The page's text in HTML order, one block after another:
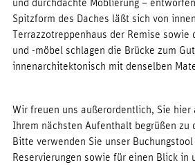
Spitzform des Daches läßt sich von
Terrazzotreppenhaus der Remise sowie
und -möbel schlagen die Brücke zum
innenarchitektonisch mit denselben
Wir freuen uns außerordentlich, Sie hier
Ihrem nächsten Aufenthalt begrüßen zu
Bitte verwenden Sie unser
Reservierungen sowie für einen Blick in